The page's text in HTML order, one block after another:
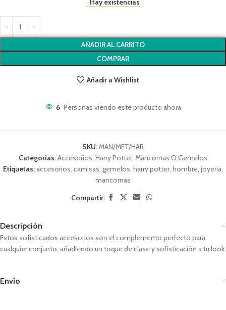
Hay existencias
AÑADIR AL CARRITO
COMPRAR
Añadir a Wishlist
6 Personas viendo este producto ahora
SKU:MAN/MET/HAR
Categorías:Accesorios, Harry Potter, Mancornas O Gemelos
Etiquetas: accesorios, camisas, gemelos, harry potter, hombre, joyeria,
mancornas
Compartir:
Descripción
Estos sofisticados accesorios son el complemento perfecto para
cualquier conjunto, añadiendo un toque de clase y sofisticación a tu look.
Envío